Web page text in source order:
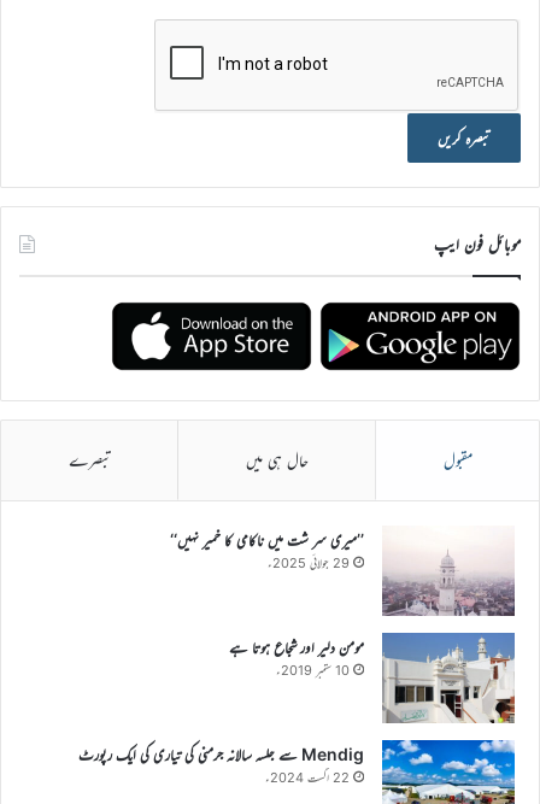
موبائل فون ایپ
مقبول حال ہی میں تبصرے
’’میری سر شت میں ناکامی کا خمیر نہیں‘‘
29 جولائی 2025ء
مومن دلیر اور شجاع ہوتا ہے
10 ستمبر 2019ء
Mendig سے جلسہ سالانہ جرمنی کی تیاری کی ایک رپورٹ
22 اگست 2024ء